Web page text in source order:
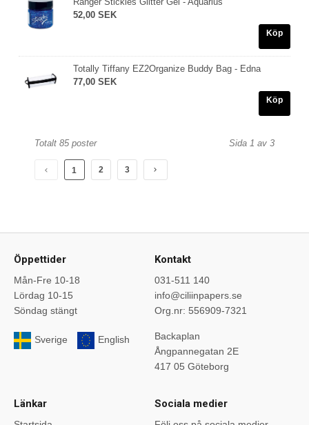
52,00 SEK
Köp
Totally Tiffany EZ2Organize Buddy Bag - Edna
77,00 SEK
Köp
Totalt 85 poster Sida 1 av 3
1 2 3
Öppettider
Mån-Fre 10-18
Lördag 10-15
Söndag stängt
Sverige English
Kontakt
031-511 140
info@ciliinpapers.se
Org.nr: 556909-7321
Backaplan
Ångpannegatan 2E
417 05 Göteborg
Länkar Sociala medier